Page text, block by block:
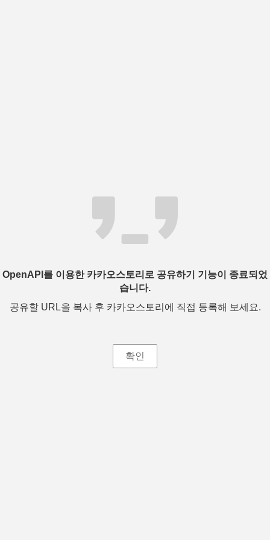
OpenAPI를 이용한 카카오스토리로 공유하기 기능이 종료되었
습니다.
공유할 URL을 복사 후 카카오스토리에 직접 등록해 보세요.
확인